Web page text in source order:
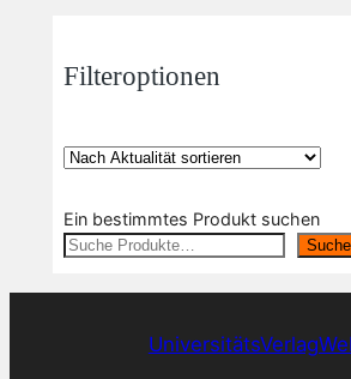
Filteroptionen
Ein bestimmtes Produkt suchen